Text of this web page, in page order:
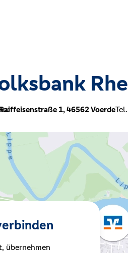
1,46562 Voerde
übernehmen